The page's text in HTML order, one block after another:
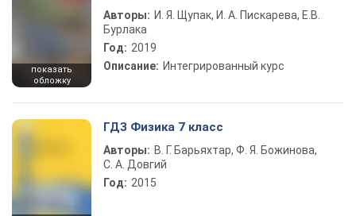
показать
обложку
Авторы: И. Я. Щупак, И. А. Пискарева, Е.В.
Бурлака
Год: 2019
Описание: Интегрированный курс
ГДЗ Физика 7 класс
Авторы: В. Г. Барьяхтар, Ф. Я. Божинова,
С. А. Довгий
Год: 2015